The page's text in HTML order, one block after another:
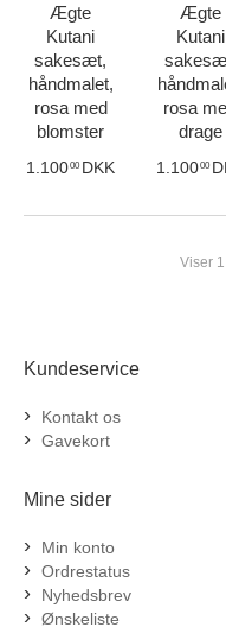
Ægte
Kutani
sakesæt,
håndmalet,
rosa med
blomster
1.10000 DKK
Ægte
Kutani
rosa
drage
1.10000
Viser
Kundeservice
Kontakt os
Gavekort
Mine sider
Min konto
Ordrestatus
Nyhedsbrev
Ønskeliste